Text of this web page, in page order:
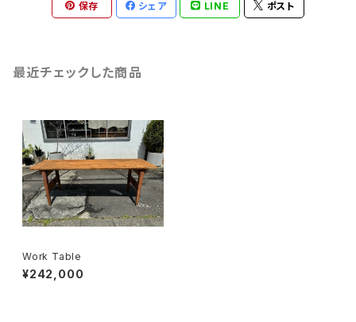
保存 シェア LINE ポスト
最近チェックした商品
Work Table
¥242,000